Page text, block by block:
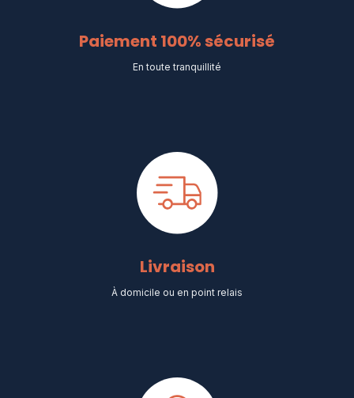
Paiement 100% sécurisé
En toute tranquillité
Livraison
À domicile ou en point relais​